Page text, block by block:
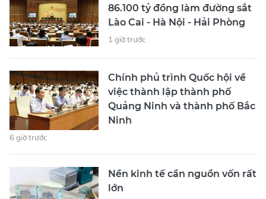
86.100 tỷ đồng làm đường sắt
Lào Cai - Hà Nội - Hải Phòng
1 giờ trước
Chính phủ trình Quốc hội về
việc thành lập thành phố
Quảng Ninh và thành phố Bắc
Ninh
6 giờ trước
Nền kinh tế cần nguồn vốn rất
lớn